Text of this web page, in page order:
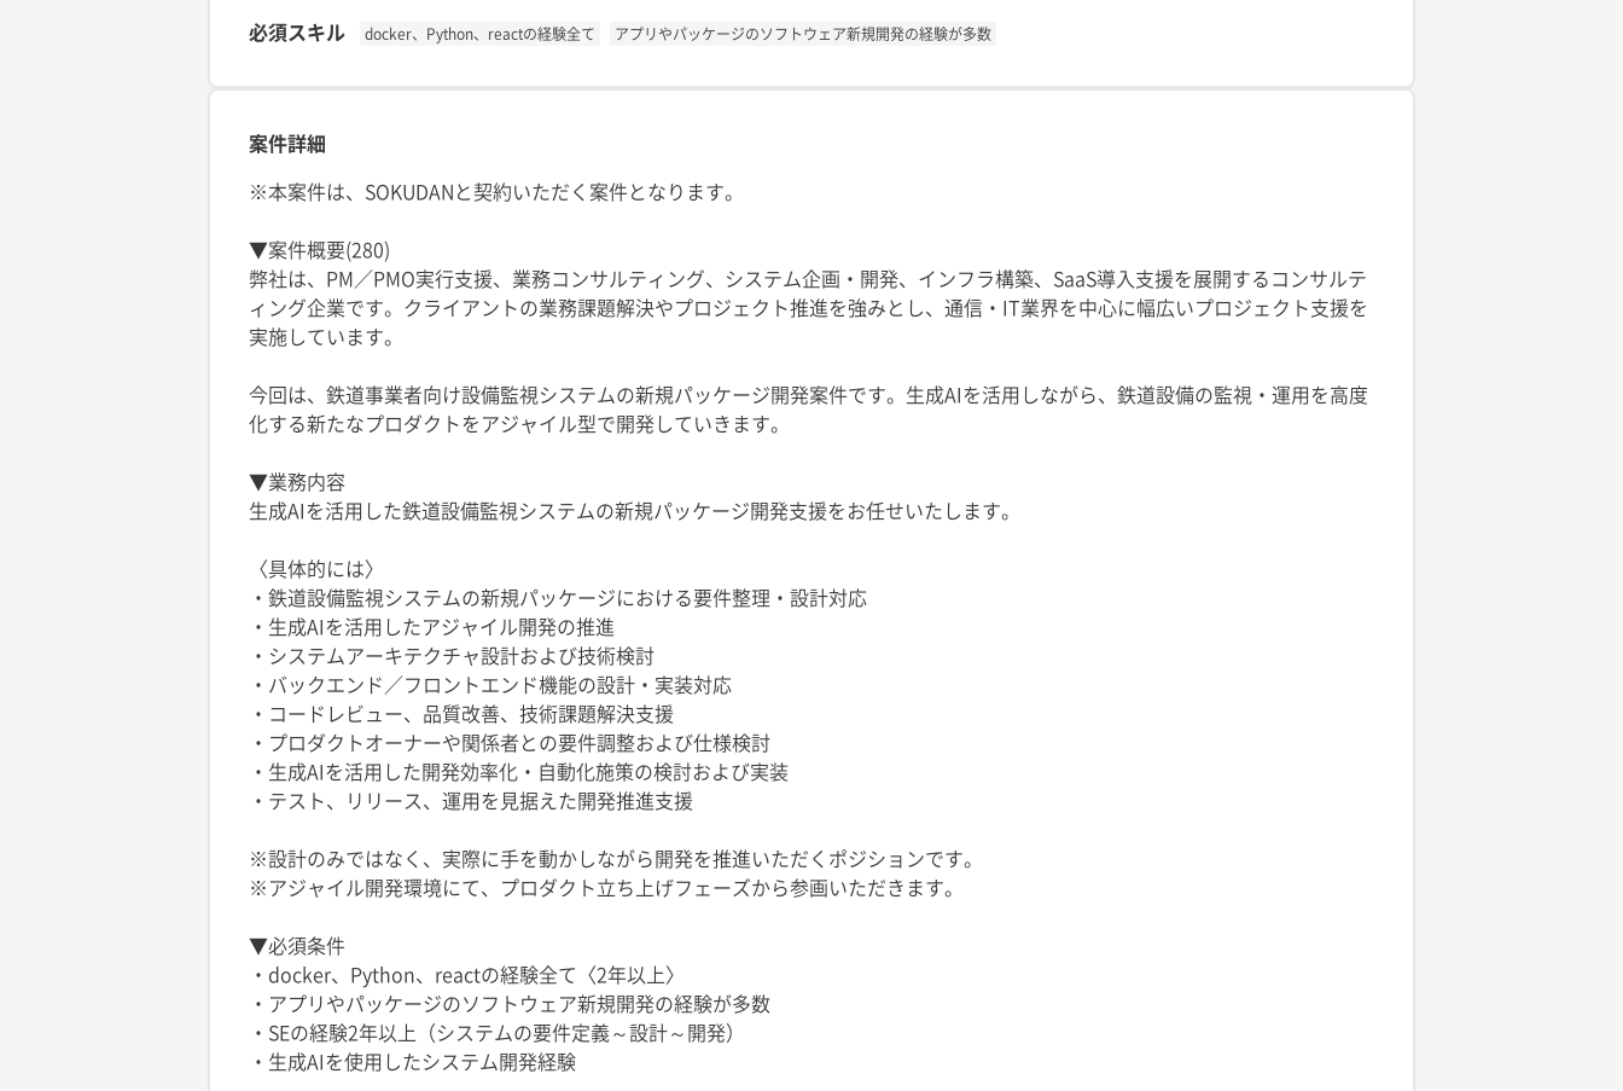
必須スキル docker、Python、reactの経験全て アプリやパッケージのソフトウェア新規開発の経験が多数
案件詳細
※本案件は、SOKUDANと契約いただく案件となります。
▼案件概要(280)
弊社は、PM／PMO実行支援、業務コンサルティング、システム企画・開発、インフラ構築、SaaS導入支援を展開するコンサルテ
ィング企業です。クライアントの業務課題解決やプロジェクト推進を強みとし、通信・IT業界を中心に幅広いプロジェクト支援を
実施しています。
今回は、鉄道事業者向け設備監視システムの新規パッケージ開発案件です。生成AIを活用しながら、鉄道設備の監視・運用を高度
化する新たなプロダクトをアジャイル型で開発していきます。
▼業務内容
生成AIを活用した鉄道設備監視システムの新規パッケージ開発支援をお任せいたします。
〈具体的には〉
・鉄道設備監視システムの新規パッケージにおける要件整理・設計対応
・生成AIを活用したアジャイル開発の推進
・システムアーキテクチャ設計および技術検討
・バックエンド／フロントエンド機能の設計・実装対応
・コードレビュー、品質改善、技術課題解決支援
・プロダクトオーナーや関係者との要件調整および仕様検討
・生成AIを活用した開発効率化・自動化施策の検討および実装
・テスト、リリース、運用を見据えた開発推進支援
※設計のみではなく、実際に手を動かしながら開発を推進いただくポジションです。
※アジャイル開発環境にて、プロダクト立ち上げフェーズから参画いただきます。
▼必須条件
・docker、Python、reactの経験全て〈2年以上〉
・アプリやパッケージのソフトウェア新規開発の経験が多数
・SEの経験2年以上（システムの要件定義～設計～開発）
・生成AIを使用したシステム開発経験